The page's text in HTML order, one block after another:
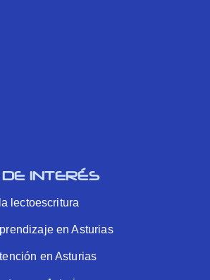
INTERÉS
lectoescritura
en Asturias
en Asturias